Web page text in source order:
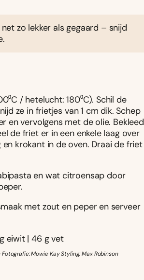
zo lekker als gegaard – snijd
/ hetelucht: 180⁰C). Schil de
ze in frietjes van 1 cm dik. Schep
en vervolgens met de olie. Bekleed
de friet er in een enkele laag over
krokant in de oven. Draai de friet
en wat citroensap door
met zout en peper en serveer
eiwit | 46 g vet
Mowie Kay Styling: Max Robinson